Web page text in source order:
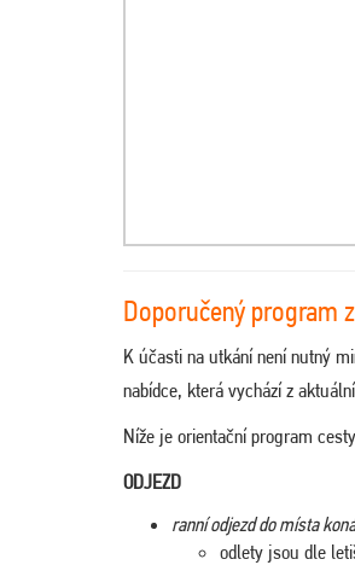
Doporučený program
K účasti na utkání není nutný
nabídce, která vychází z
Níže je orientační program
ODJEZD
ranní odjezd do místa
odlety jsou dle